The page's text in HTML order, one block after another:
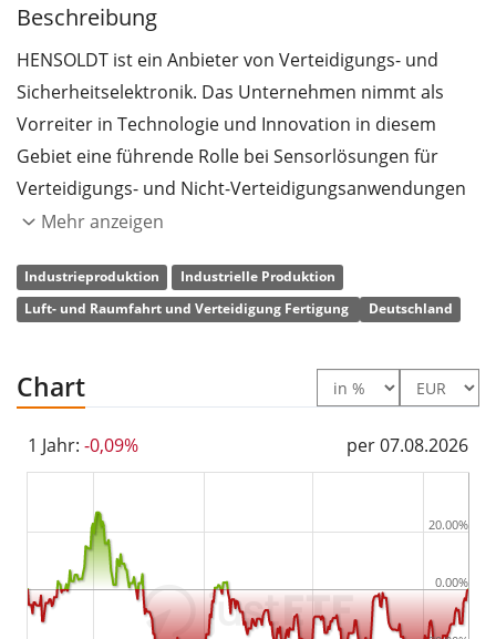
Beschreibung
HENSOLDT ist ein Anbieter von Verteidigungs- und
Sicherheitselektronik. Das Unternehmen nimmt als
Vorreiter in Technologie und Innovation in diesem
Gebiet eine führende Rolle bei Sensorlösungen für
Verteidigungs- und Nicht-Verteidigungsanwendungen
ein. HENSOLDT entwickelt Produkte, die zur Abwehr
Datenmanagement, Robotik und Cyber-Sicherheit
konzipiert sind. Der Unternehmenssitz befindet sich in
Quelle: Facunda financial data GmbH
Mehr anzeigen
Industrieproduktion
Industrielle Produktion
Luft- und Raumfahrt und Verteidigung Fertigung
Deutschland
Chart
1 Jahr: -0,09% per 07.08.2026
0.00%
20.00%